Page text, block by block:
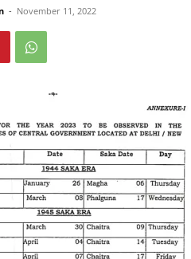
- November 11, 2022